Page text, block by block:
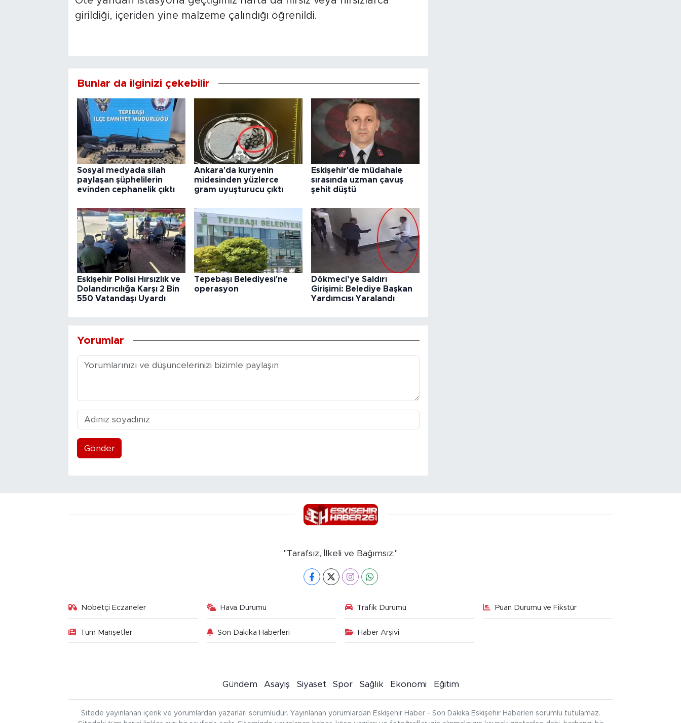
girildiği, içeriden yine malzeme çalındığı öğrenildi.
Bunlar da ilginizi çekebilir
Sosyal medyada silah
paylaşan şüphelilerin
evinden cephanelik çıktı
Ankara'da kuryenin
midesinden yüzlerce
gram uyuşturucu çıktı
Eskişehir'de müdahale
sırasında uzman çavuş
şehit düştü
Eskişehir Polisi Hırsızlık ve
Dolandırıcılığa Karşı 2 Bin
550 Vatandaşı Uyardı
Tepebaşı Belediyesi'ne
operasyon
Dökmeci’ye Saldırı
Girişimi: Belediye Başkan
Yardımcısı Yaralandı
Yorumlar
Gönder
"Tarafsız, İlkeli ve Bağımsız."
Nöbetçi Eczaneler Hava Durumu Trafik Durumu Puan Durumu ve Fikstür
Tüm Manşetler Son Dakika Haberleri Haber Arşivi
Gündem Asayiş Siyaset Spor Sağlık Ekonomi Eğitim
Sitede yayınlanan içerik ve yorumlardan yazarları sorumludur. Yayınlanan yorumlardan Eskişehir Haber - Son Dakika Eskişehir Haberleri sorumlu tutulamaz.